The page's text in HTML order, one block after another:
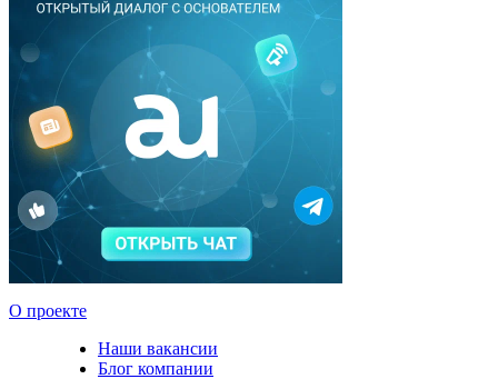
О проекте
Наши вакансии
Блог компании